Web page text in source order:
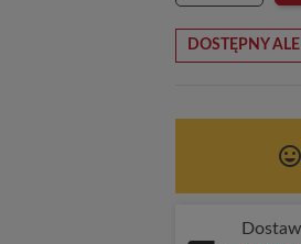
DOSTĘPNY